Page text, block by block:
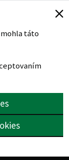
táto